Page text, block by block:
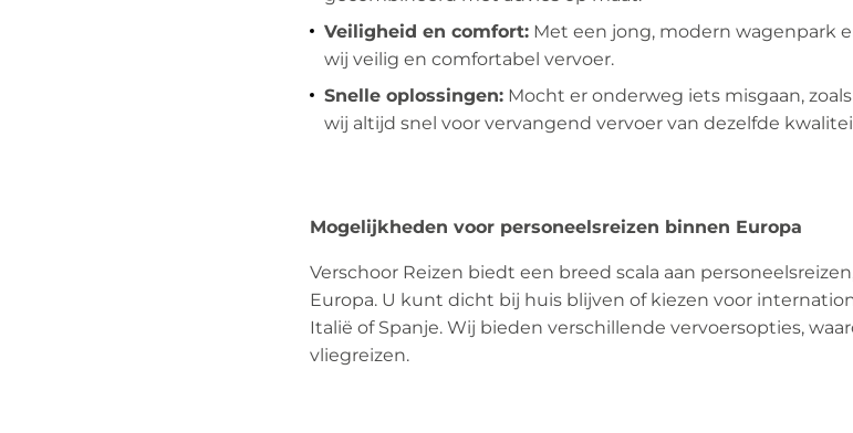
Veiligheid en comfort: Met een jong, modern wagenpark
wij veilig en comfortabel vervoer.
Snelle oplossingen: Mocht er onderweg iets misgaan,
wij altijd snel voor vervangend vervoer van dezelfde
Mogelijkheden voor personeelsreizen binnen Europa
Verschoor Reizen biedt een breed scala aan
Europa. U kunt dicht bij huis blijven of kiezen voor
Italië of Spanje. Wij bieden verschillende vervoersopties,
vliegreizen.